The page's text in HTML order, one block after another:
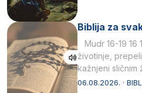
Biblija za
Mudr 16-19 16
životinje,
kažnjeni sličnim
kukaca.2 A
06.08.2026. ·